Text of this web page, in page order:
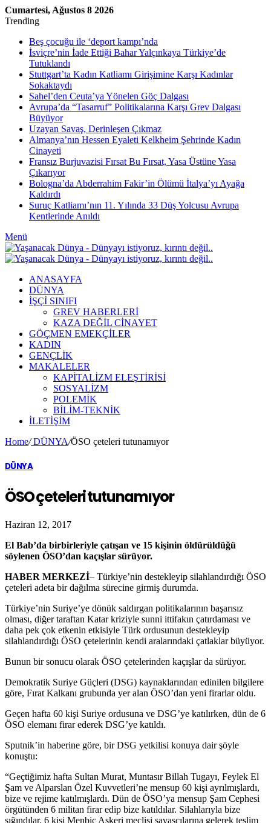
Cumartesi, Ağustos 8 2026
Trending
Beş çocuğu ile ‘deport kampı’nda
İsviçre’nin İade Ettiği Bahar Yalçınkaya Türkiye’de
Tutuklandı
Stuttgart’ta Kadın Katliamı Girişimine Karşı Kadınlar
Sokaktaydı
Sahel’den Ceuta’ya Yönelen Göç Dalgası
Avrupa’da “Tasarruf” Politikalarına Karşı Grev Dalgası
Büyüyor
Uzayan Savaş, Derinleşen Çıkmaz
Almanya’nın Hessen Eyaleti Kelkheim Şehrinde Kadın
Cinayeti
Fransız Burjuvazisi Fırsat Bu Fırsat, Yasa Üstüne Yasa
Çıkarıyor
Bologna’da Abderrahim Fakir’in Ölümü İtalya’yı Ayağa
Kaldırdı
Suruç Katliamı’nın 11. Yılında 33 Düş Yolcusu Avrupa
Kentlerinde Anıldı
Menü
ANASAYFA
DÜNYA
İŞÇİ SINIFI
GREV HABERLERİ
KAZA DEĞİL CİNAYET
GÖÇMEN EMEKÇİLER
KADIN
GENÇLİK
MAKALELER
KAPİTALİZM ELEŞTİRİSİ
SOSYALİZM
POLEMİK
BİLİM-TEKNİK
ILETIŞIM
Home/DÜNYA/ÖSO çeteleri tutunamıyor
DÜNYA
ÖSO çeteleri tutunamıyor
Haziran 12, 2017
El Bab’da birbirleriyle çatışan ve 15 kişinin öldürüldüğü
söylenen ÖSO’dan kaçışlar sürüyor.
HABER MERKEZİ– Türkiye’nin destekleyip silahlandırdığı ÖSO
çeteleri adeta bir dağılma sürecine girmiş durumda.
Türkiye’nin Suriye’ye dönük saldırgan politikalarının başarısız
olması, diğer taraftan Katar kriziyle sunni ittifakın çatırdaması ve
daha pek çok etkenin etkisiyle Türk ordusunun destekleyip
silahlandırdığı ÖSO çetelerinin kendi aralarındaki çatlaklar büyüyor.
Bunun bir sonucu olarak ÖSO çetelerinden kaçışlar da sürüyor.
Demokratik Suriye Güçleri (DSG) kaynaklarından edinilen bilgilere
göre, Fırat Kalkanı grubunda yer alan ÖSO’dan yeni firarlar oldu.
Geçen hafta 60 kişi Suriye ordusuna ve DSG’ye katılırken, dün de 6
ÖSO elemanı firar ederek DSG’ye katıldı.
Sputnik’in haberine göre, bir DSG yetkilisi konuya dair şöyle
konuştu:
“Geçtiğimiz hafta Sultan Murat, Muntasır Billah Tugayı, Feylek El
Şam ve Alparslan Özel Kuvvetleri’ne mensup 60 kişi ayrılmışlardı,
bize ve rejime katılmışlardı. Dün de ÖSO’ya mensup Şam Cephesi
örgütünden 6 militan firar edip bize katıldılar. Silahlarıyla bize
sığındılar. 6 kişi Menbiç Askeri meclisi savaşçılarına gelerek teslim